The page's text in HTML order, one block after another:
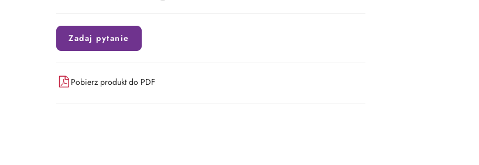
dostawa
Zadaj pytanie
Pobierz produkt do PDF